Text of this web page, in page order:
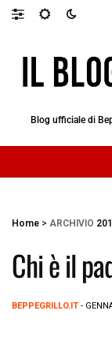
Blog ufficiale di
Home > ARCHIVIO
Chi è il
BEPPEGRILLO.IT -